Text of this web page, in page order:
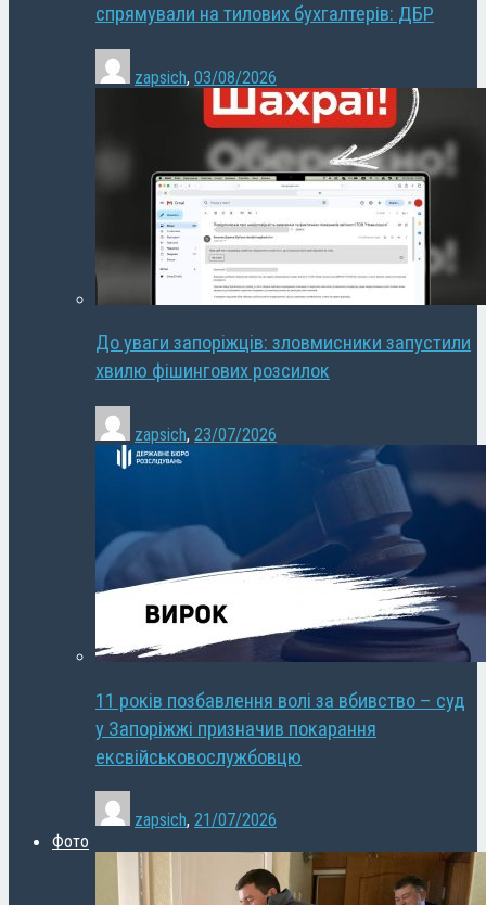
спрямували на тилових бухгалтерів: ДБР
zapsich, 03/08/2026
До уваги запоріжців: зловмисники запустили
хвилю фішингових розсилок
zapsich, 23/07/2026
11 років позбавлення волі за вбивство – суд
у Запоріжжі призначив покарання
ексвійськовослужбовцю
zapsich, 21/07/2026
Фото